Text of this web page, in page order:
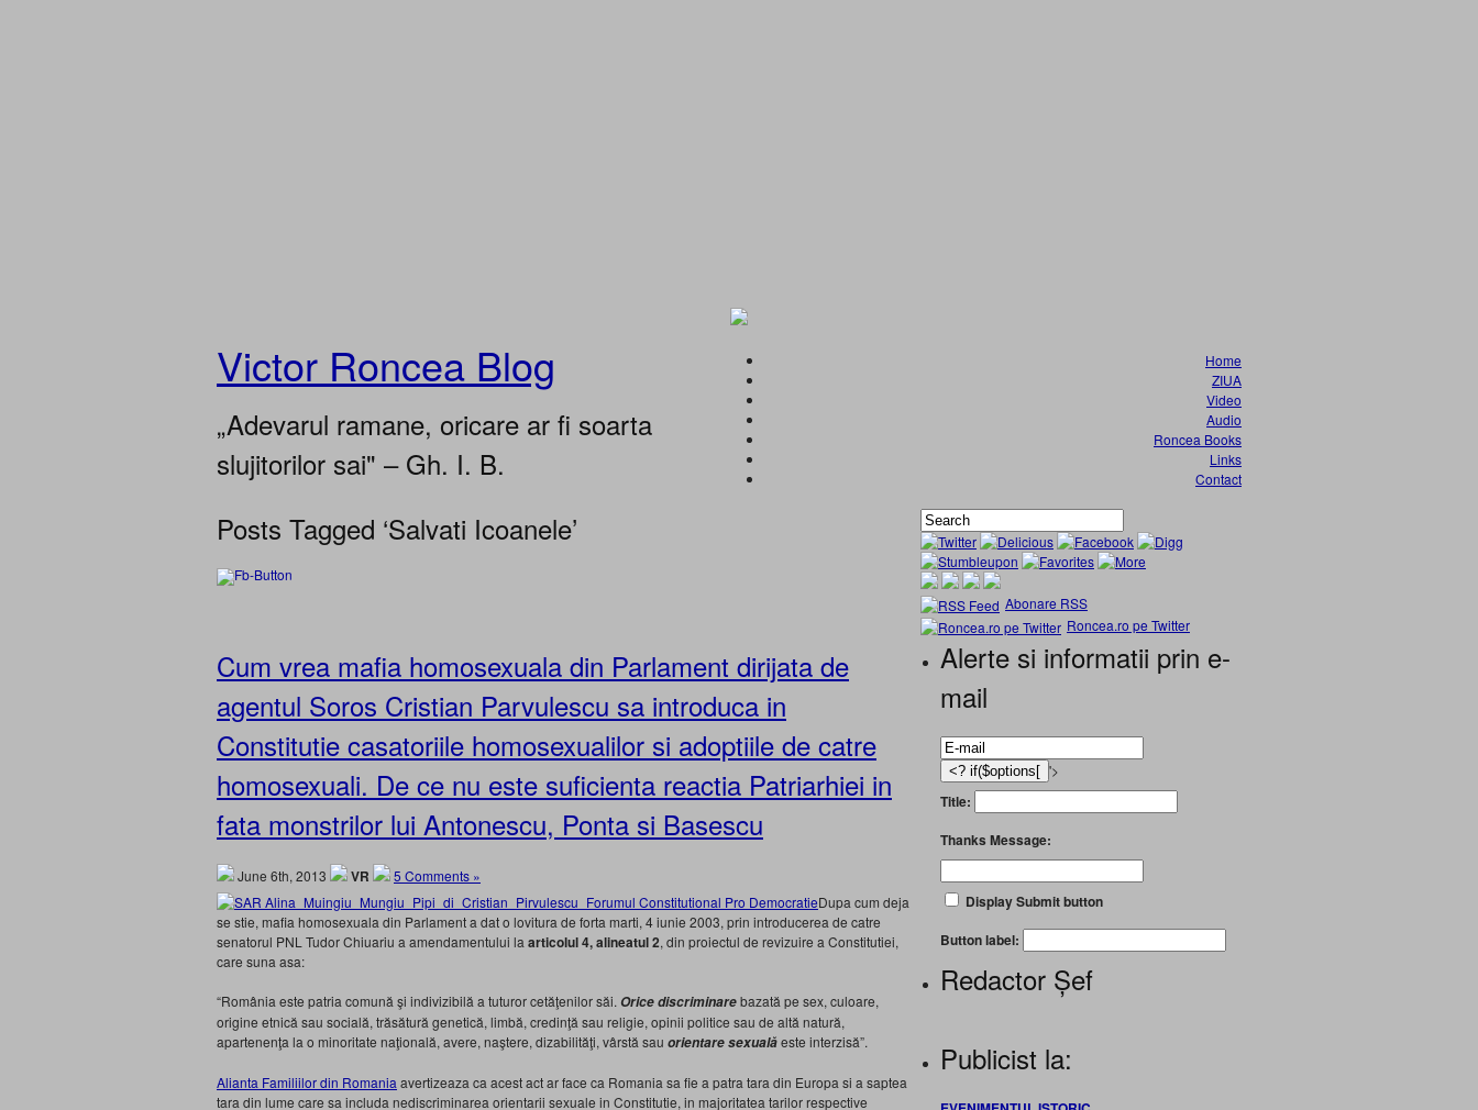
Victor Roncea Blog
„Adevarul ramane, oricare ar fi soarta
slujitorilor sai" – Gh. I. B.
Home
ZIUA
Video
Audio
Roncea Books
Links
Contact
Posts Tagged ‘Salvati Icoanele’
Cum vrea mafia homosexuala din Parlament dirijata de
agentul Soros Cristian Parvulescu sa introduca in
Constitutie casatoriile homosexualilor si adoptiile de catre
homosexuali. De ce nu este suficienta reactia Patriarhiei in
fata monstrilor lui Antonescu, Ponta si Basescu
June 6th, 2013 VR
5 Comments »
Dupa cum deja
se stie, mafia homosexuala din Parlament a dat o lovitura de forta marti, 4 iunie 2003, prin introducerea de catre
senatorul PNL Tudor Chiuariu a amendamentului la articolul 4, alineatul 2, din proiectul de revizuire a Constitutiei,
care suna asa:
“România este patria comună şi indivizibilă a tuturor cetăţenilor săi. Orice discriminarebazată pe sex, culoare,
origine etnică sau socială, trăsătură genetică, limbă, credinţă sau religie, opinii politice sau de altă natură,
apartenenţa la o minoritate naţională, avere, naştere, dizabilităţi, vârstă sau orientare sexualăeste interzisă”.
Alianta Familiilor din Romania avertizeaza ca acest act ar face ca Romania sa fie a patra tara din Europa si a saptea
tara din lume care sa includa nediscriminarea orientarii sexuale in Constitutie, in majoritatea tarilor respective
Abonare RSS
Roncea.ro pe Twitter
Alerte si informatii prin e-
mail
'>
Title:
Thanks Message:
Display Submit button
Button label:
Redactor Șef
Publicist la: